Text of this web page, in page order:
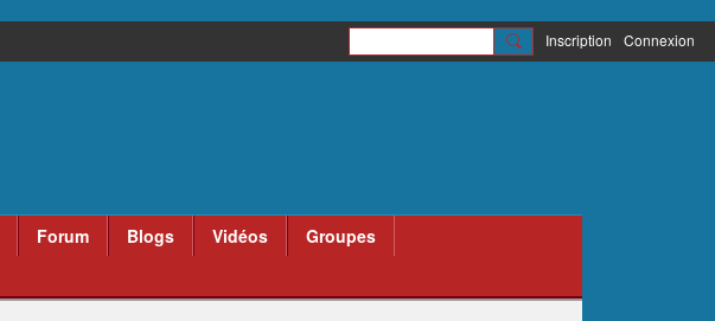
Inscription Connexion
Forum Blogs Vidéos
Groupes